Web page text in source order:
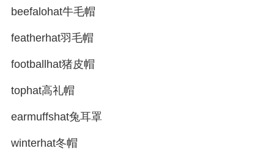
beefalohat牛毛帽
featherhat羽毛帽
footballhat猪皮帽
tophat高礼帽
earmuffshat兔耳罩
winterhat冬帽